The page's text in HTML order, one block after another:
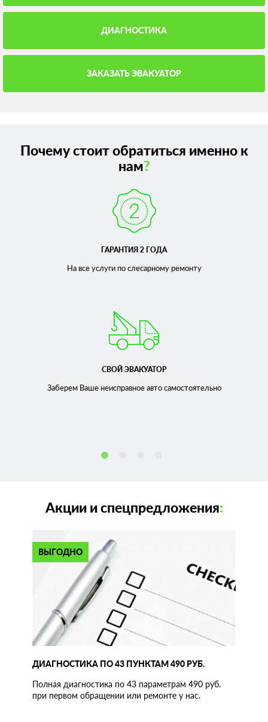
ДИАГНОСТИКА
ЗАКАЗАТЬ ЭВАКУАТОР
Почему стоит обратиться именно к
нам?
ГАРАНТИЯ 2 ГОДА
На все услуги по слесарномуремонту
СВОЙ ЭВАКУАТОР
Заберем Ваше неисправноеавто самостоятельно
Акции и спецпредложения:
ВЫГОДНО
ДИАГНОСТИКА ПО 43 ПУНКТАМ 490 РУБ.
Полная диагностика по 43 параметрам 490 руб.
при первом обращении или ремонте у нас.